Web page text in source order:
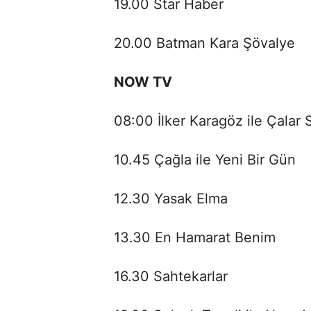
19.00 Star Haber
20.00 Batman Kara Şövalye
NOW TV
08:00 İlker Karagöz ile Çalar
10.45 Çağla ile Yeni Bir Gün
12.30 Yasak Elma
13.30 En Hamarat Benim
16.30 Sahtekarlar